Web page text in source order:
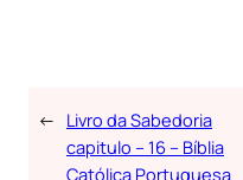
← Livro da Sabedoria
capitulo – 16 – Bíblia
Católica Portuguesa